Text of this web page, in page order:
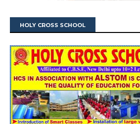
HOLY CROSS SCHOOL